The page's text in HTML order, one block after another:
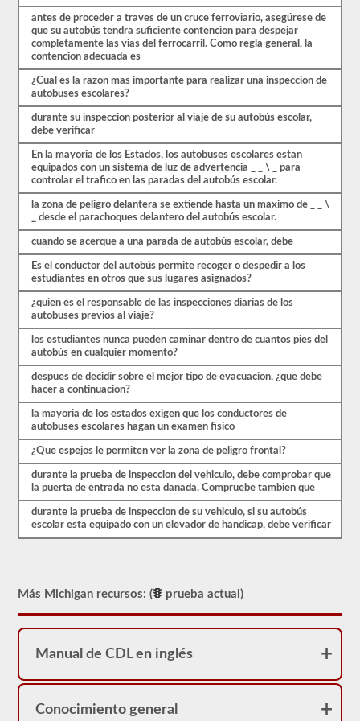
múltiple,
tendrá
que
obtener
un
puntaje
mejor
que
80%
(16
20)
para
aprobar
examen
autobús
Las
regulaciones
cambiar
enormemente
entre
cada
estado,
por
favor
asegúrese
leer
la
sección
del
autobús
de
2026
CDL
asegurarse
tener
antes de proceder a traves de un cruce ferroviario, asegúrese de
que su autobús tendra suficiente contencion para despejar
completamente las vias del ferrocarril. Como regla general, la
contencion adecuada es
¿Cual es la razon mas importante para realizar una inspeccion de
autobuses escolares?
durante su inspeccion posterior al viaje de su autobús escolar,
debe verificar
En la mayoria de los Estados, los autobuses escolares estan
equipados con un sistema de luz de advertencia _ _ \ _ para
controlar el trafico en las paradas del autobús escolar.
la zona de peligro delantera se extiende hasta un maximo de _ _ \
_ desde el parachoques delantero del autobús escolar.
cuando se acerque a una parada de autobús escolar, debe
Es el conductor del autobús permite recoger o despedir a los
estudiantes en otros que sus lugares asignados?
¿quien es el responsable de las inspecciones diarias de los
autobuses previos al viaje?
los estudiantes nunca pueden caminar dentro de cuantos pies del
autobús en cualquier momento?
despues de decidir sobre el mejor tipo de evacuacion, ¿que debe
hacer a continuacion?
la mayoria de los estados exigen que los conductores de
autobuses escolares hagan un examen fisico
¿Que espejos le permiten ver la zona de peligro frontal?
durante la prueba de inspeccion del vehiculo, debe comprobar que
la puerta de entrada no esta danada. Compruebe tambien que
durante la prueba de inspeccion de su vehiculo, si su autobús
escolar esta equipado con un elevador de handicap, debe verificar
Más Michigan recursos: ( prueba actual)
Manual de CDL en inglés
Conocimiento general